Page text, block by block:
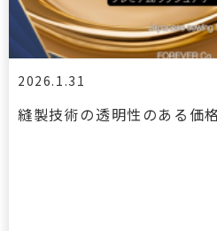
2026.1.31
縫製技術の透明性のある価